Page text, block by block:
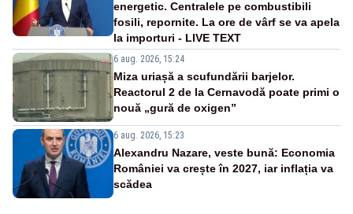
energetic. Centralele pe combustibili
fosili, repornite. La ore de vârf se va apela
la importuri - LIVE TEXT
6 aug. 2026, 15:24
Miza uriașă a scufundării barjelor.
Reactorul 2 de la Cernavodă poate primi o
nouă „gură de oxigen”
6 aug. 2026, 15:23
Alexandru Nazare, veste bună: Economia
României va crește în 2027, iar inflația va
scădea